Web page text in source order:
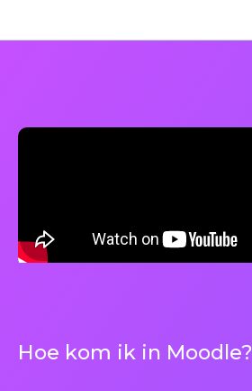
Hoe kom ik in Moodle?